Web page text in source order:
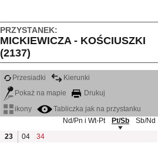
PRZYSTANEK:
MICKIEWICZA - KOŚCIUSZKI
(2137)
Przesiadki
Kierunki
Pokaż na mapie
Drukuj
ikony
Tabliczka jak na przystanku
Nd/Pn i Wt-Pt
Pt/Sb
Sb/Nd
23
04
34